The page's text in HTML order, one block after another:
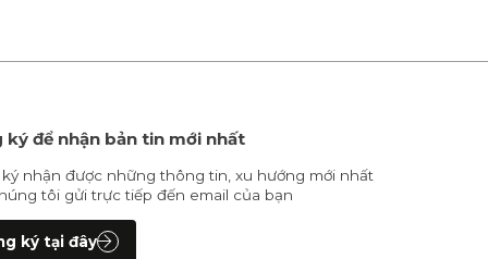
ký để nhận bản tin mới nhất
nhận được những thông tin, xu hướng mới nhất
tôi gửi trực tiếp đến email của bạn
ký tại đây